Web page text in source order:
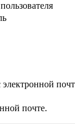
почте.